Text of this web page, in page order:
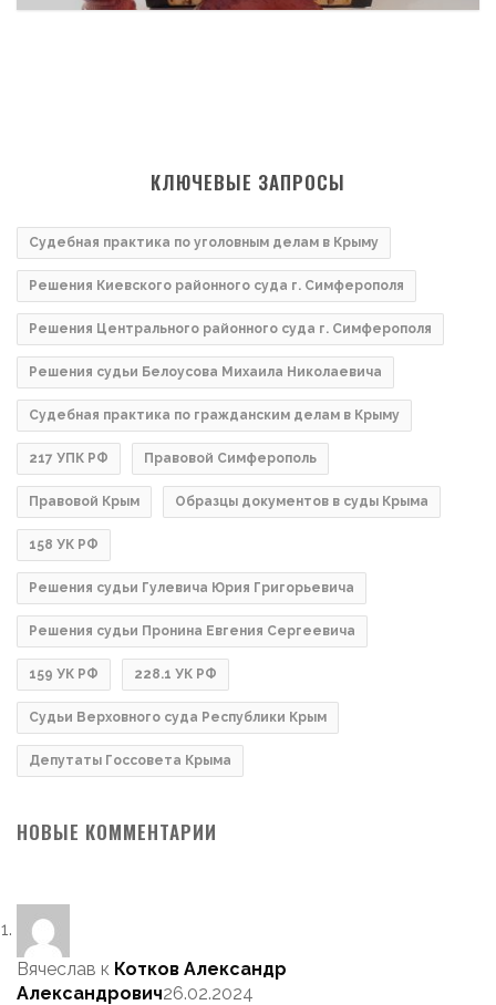
КЛЮЧЕВЫЕ ЗАПРОСЫ
Судебная практика по уголовным делам в Крыму
Решения Киевского районного суда г. Симферополя
Решения Центрального районного суда г. Симферополя
Решения судьи Белоусова Михаила Николаевича
Судебная практика по гражданским делам в Крыму
217 УПК РФ Правовой Симферополь
Правовой Крым Образцы документов в суды Крыма
158 УК РФ
Решения судьи Гулевича Юрия Григорьевича
Решения судьи Пронина Евгения Сергеевича
159 УК РФ 228.1 УК РФ
Судьи Верховного суда Республики Крым
Депутаты Госсовета Крыма
НОВЫЕ КОММЕНТАРИИ
Вячеслав к Котков Александр
Александрович26.02.2024